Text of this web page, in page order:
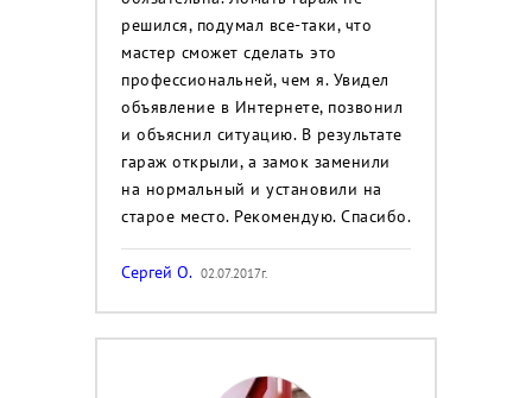
решился, подумал все-таки, что
мастер сможет сделать это
профессиональней, чем я. Увидел
объявление в Интернете, позвонил
и объяснил ситуацию. В результате
гараж открыли, а замок заменили
на нормальный и установили на
старое место. Рекомендую. Спасибо.
Сергей О. 02.07.2017г.